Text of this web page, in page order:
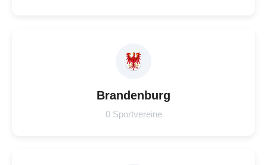
Brandenburg
0 Sportvereine